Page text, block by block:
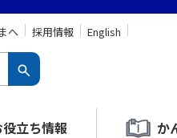
へ 採用情報 English
立ち情報 か